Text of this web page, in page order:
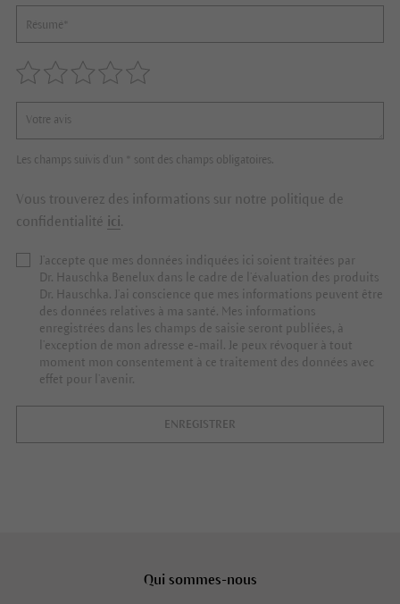
Les champs suivis d'un * sont des champs obligatoires.
Vous trouverez des informations sur notre politique de
confidentialité ici.
J’accepte que mes données indiquées ici soient traitées par
Dr. Hauschka Benelux dans le cadre de l’évaluation des produits
Dr. Hauschka. J’ai conscience que mes informations peuvent être
des données relatives à ma santé. Mes informations
enregistrées dans les champs de saisie seront publiées, à
l’exception de mon adresse e-mail. Je peux révoquer à tout
moment mon consentement à ce traitement des données avec
effet pour l’avenir.
ENREGISTRER
Qui sommes-nous